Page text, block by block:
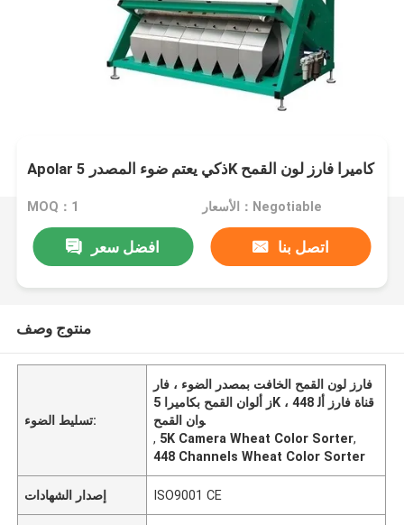
Apolar ذكي يعتم ضوء المصدر 5K كاميرا فارز لون القمح
MOQ：1 الأسعار：Negotiable
افضل سعر اتصل بنا
منتوج وصف
تسليط الضوء:
فارز لون القمح الخافت بمصدر الضوء ، فار
ز ألوان القمح بكاميرا 5K ، 448 قناة فارز أل
وان القمح
, 5K Camera Wheat Color Sorter,
448 Channels Wheat Color Sorter
إصدار الشهادات ISO9001 CE